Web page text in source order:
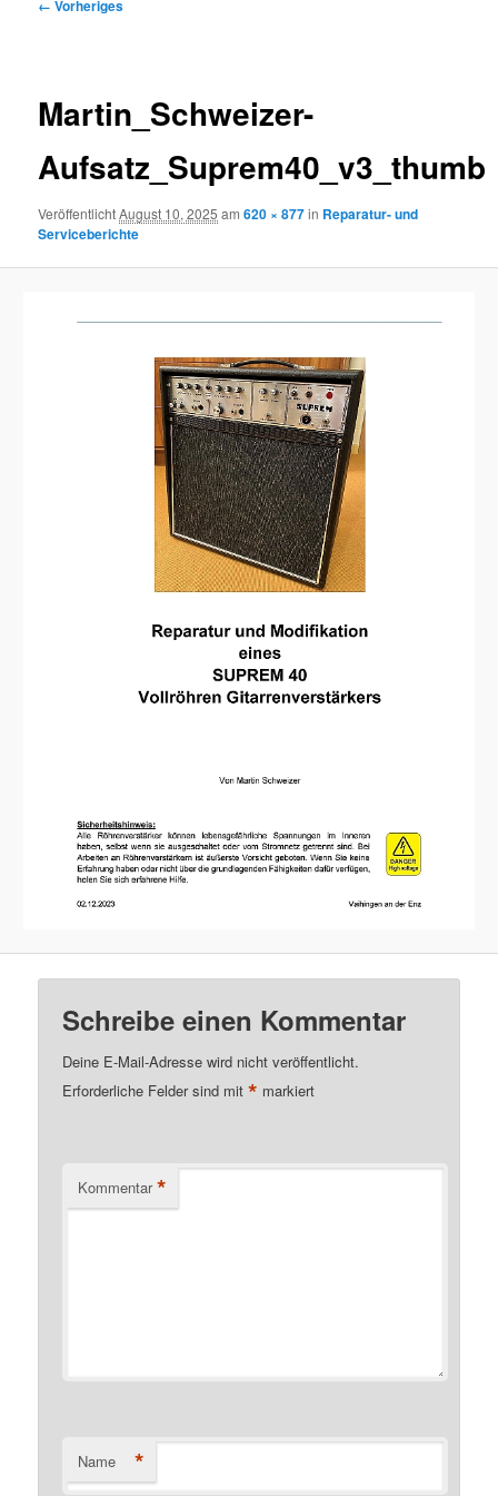
← Vorheriges
Martin_Schweizer-
Aufsatz_Suprem40_v3_thumb
VeröffentlichtAugust 10, 2025 am620 × 877in Reparatur- und
Serviceberichte
Schreibe einen Kommentar
Deine E-Mail-Adresse wird nicht veröffentlicht.
Erforderliche Felder sind mit* markiert
Kommentar *
Name *